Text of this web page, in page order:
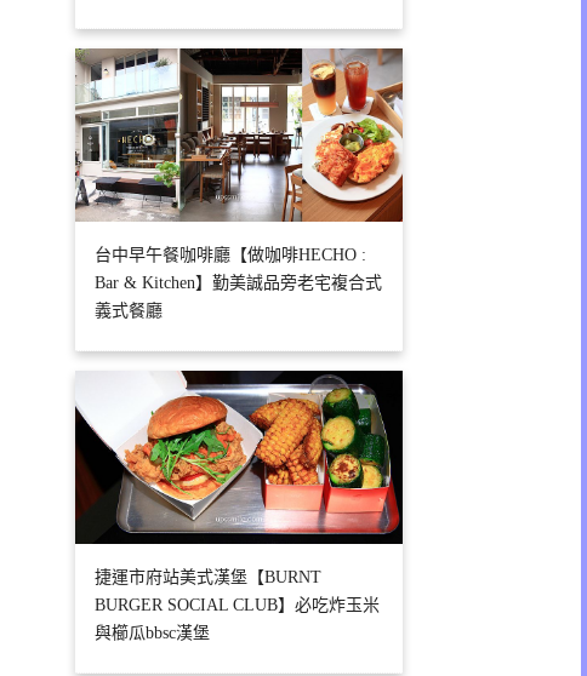
台中早午餐咖啡廳【做咖啡HECHO :
Bar & Kitchen】勤美誠品旁老宅複合式
義式餐廳
捷運市府站美式漢堡【BURNT
BURGER SOCIAL CLUB】必吃炸玉米
與櫛瓜bbsc漢堡